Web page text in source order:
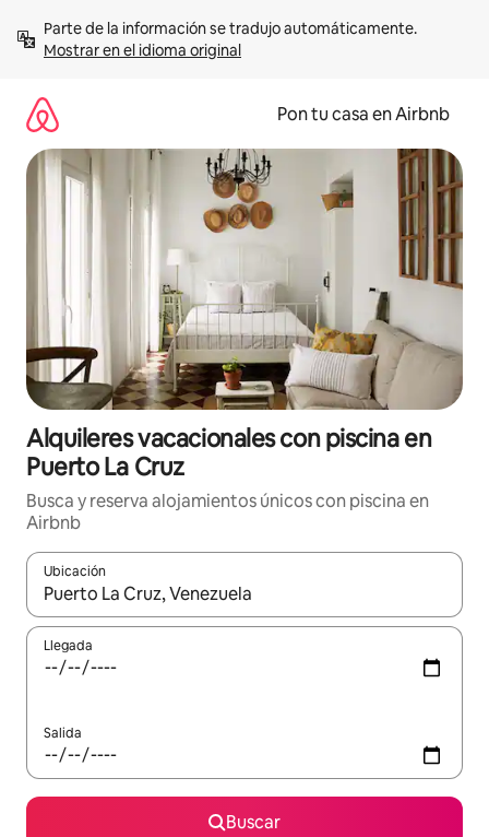
contenidoMostrar en el idioma original
Pon tu casa en Airbnb
Alquileres vacacionales con piscina en
Puerto La Cruz
Busca y reserva alojamientos únicos con piscina en
Airbnb
Ubicación
Cuando los resultados estén disponibles, navega con las
Llegada
Salida
Buscar